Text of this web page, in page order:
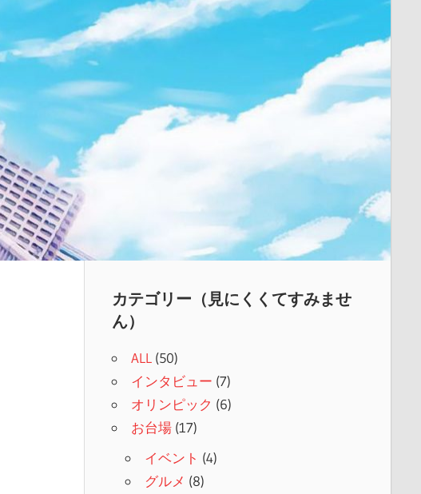
カテゴリー（見にくくてすみませ
ん）
ALL(50)
インタビュー (7)
オリンピック (6)
お台場(17)
イベント (4)
グルメ (8)